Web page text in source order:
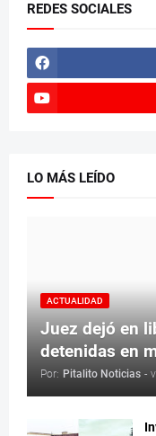
REDES SOCIALES
LO MÁS LEÍDO
ACTUALIDAD
Juez dejó en
detenidas en
Por: Pitalito Noticias -